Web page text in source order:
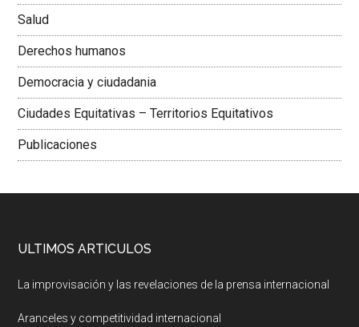
Salud
Derechos humanos
Democracia y ciudadania
Ciudades Equitativas – Territorios Equitativos
Publicaciones
ULTIMOS ARTICULOS
La improvisación y las revelaciones de la prensa internacional
Aranceles y competitividad internacional